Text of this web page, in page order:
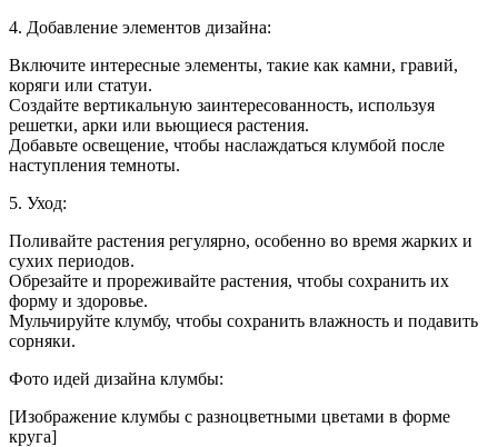
4. Добавление элементов дизайна:
Включите интересные элементы, такие как камни, гравий,
коряги или статуи.
Создайте вертикальную заинтересованность, используя
решетки, арки или вьющиеся растения.
Добавьте освещение, чтобы наслаждаться клумбой после
наступления темноты.
5. Уход:
Поливайте растения регулярно, особенно во время жарких и
сухих периодов.
Обрезайте и прореживайте растения, чтобы сохранить их
форму и здоровье.
Мульчируйте клумбу, чтобы сохранить влажность и подавить
сорняки.
Фото идей дизайна клумбы:
[Изображение клумбы с разноцветными цветами в форме
круга]